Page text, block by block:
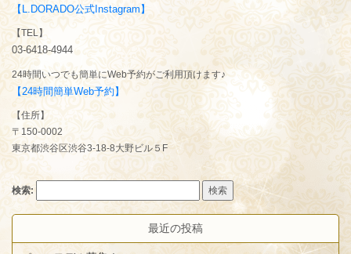
【L.DORADO公式Instagram】
【TEL】
03-6418-4944
24時間いつでも簡単にWeb予約がご利用頂けます♪
【24時間簡単Web予約】
【住所】
〒150-0002
東京都渋谷区渋谷3-18-8大野ビル５F
検索:
最近の投稿